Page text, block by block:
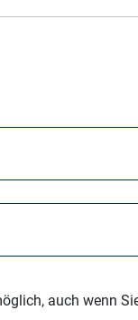
auch wenn